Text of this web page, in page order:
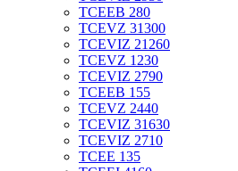
TCEEB 280
TCEVZ 31300
TCEVIZ 21260
TCEVZ 1230
TCEVIZ 2790
TCEEB 155
TCEVZ 2440
TCEVIZ 31630
TCEVIZ 2710
TCEE 135